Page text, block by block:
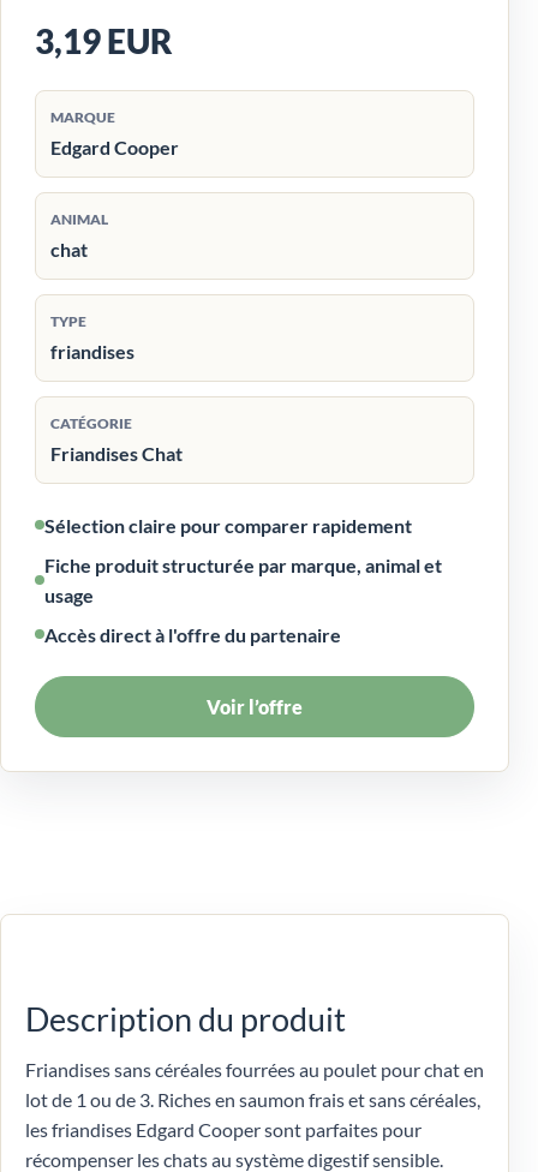
3,19 EUR
MARQUE
Edgard Cooper
ANIMAL
chat
TYPE
friandises
CATÉGORIE
Friandises Chat
Sélection claire pour comparer rapidement
Fiche produit structurée par marque, animal et
usage
Accès direct à l'offre du partenaire
Voir l’offre
Description du produit
Friandises sans céréales fourrées au poulet pour chat en
lot de 1 ou de 3. Riches en saumon frais et sans céréales,
les friandises Edgard Cooper sont parfaites pour
récompenser les chats au système digestif sensible.